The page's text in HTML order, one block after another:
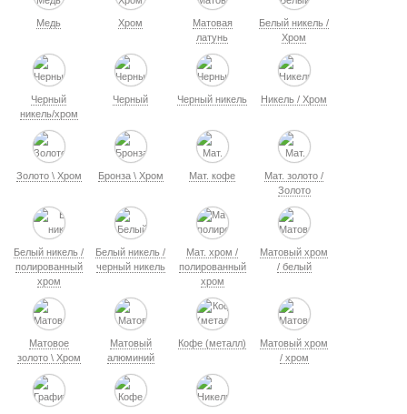
Медь Хром
Матовая
латунь
Белый никель /
Хром
Черный
никель/хром
Черный Черный никель Никель / Хром
Золото \ Хром Бронза \ Хром Мат. кофе
Мат. золото /
Золото
Белый никель /
полированный
хром
Белый никель /
черный никель
Мат. хром /
полированный
хром
Матовый хром
/ белый
Матовое
золото \ Хром
Матовый
алюминий
Кофе (металл)
Матовый хром
/ хром